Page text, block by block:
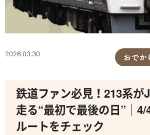
2026.03.30 おでか
鉄道ファン必見！213系が
走る“最初で最後の日”｜
ルートをチェック